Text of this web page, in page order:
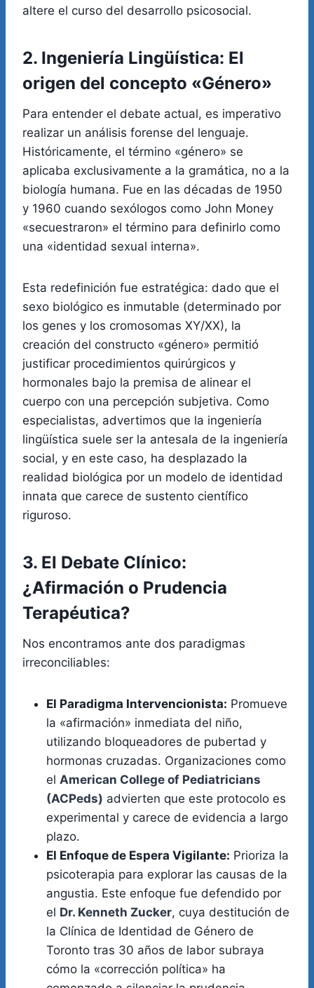
altere el curso del desarrollo psicosocial.
2. Ingeniería Lingüística: El
origen del concepto «Género»
Para entender el debate actual, es imperativo
realizar un análisis forense del lenguaje.
Históricamente, el término «género» se
aplicaba exclusivamente a la gramática, no a la
biología humana. Fue en las décadas de 1950
y 1960 cuando sexólogos como John Money
«secuestraron» el término para definirlo como
una «identidad sexual interna».
Esta redefinición fue estratégica: dado que el
sexo biológico es inmutable (determinado por
los genes y los cromosomas XY/XX), la
creación del constructo «género» permitió
justificar procedimientos quirúrgicos y
hormonales bajo la premisa de alinear el
cuerpo con una percepción subjetiva. Como
especialistas, advertimos que la ingeniería
lingüística suele ser la antesala de la ingeniería
social, y en este caso, ha desplazado la
realidad biológica por un modelo de identidad
innata que carece de sustento científico
riguroso.
3. El Debate Clínico:
¿Afirmación o Prudencia
Terapéutica?
Nos encontramos ante dos paradigmas
irreconciliables:
El Paradigma Intervencionista: Promueve
la «afirmación» inmediata del niño,
utilizando bloqueadores de pubertad y
hormonas cruzadas. Organizaciones como
el American College of Pediatricians
(ACPeds) advierten que este protocolo es
experimental y carece de evidencia a largo
plazo.
El Enfoque de Espera Vigilante: Prioriza la
psicoterapia para explorar las causas de la
angustia. Este enfoque fue defendido por
el Dr. Kenneth Zucker, cuya destitución de
la Clínica de Identidad de Género de
Toronto tras 30 años de labor subraya
cómo la «corrección política» ha